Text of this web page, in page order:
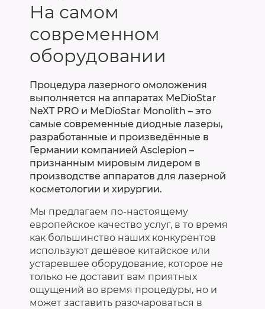
На самом
современном
оборудовании
Процедура лазерного омоложения
выполняется на аппаратах MeDioStar
NeXT PRO и MeDioStar Monolith – это
самые современные диодные лазеры,
разработанные и произведённые в
Германии компанией Asclepion –
признанным мировым лидером в
производстве аппаратов для лазерной
косметологии и хирургии.
Мы предлагаем по-настоящему
европейское качество услуг, в то время
как большинство наших конкурентов
используют дешёвое китайское или
устаревшее оборудование, которое не
только не доставит вам приятных
ощущений во время процедуры, но и
может заставить разочароваться в